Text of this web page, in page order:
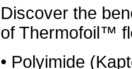
Discover the
of Thermofoil™
• Polyimide